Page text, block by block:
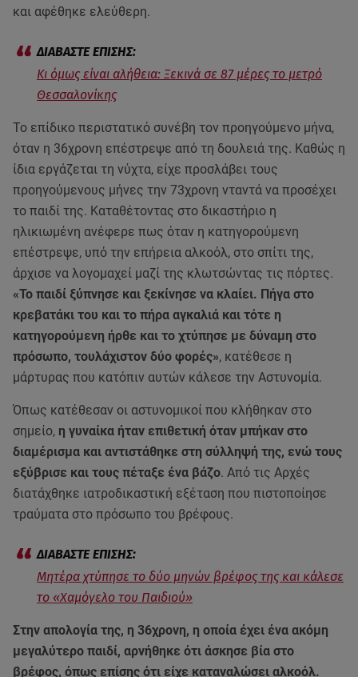
και αφέθηκε ελεύθερη.
Κι όμως είναι αλήθεια: Ξεκινά σε 87 μέρες το μετρό
Θεσσαλονίκης
Το επίδικο περιστατικό συνέβη τον προηγούμενο μήνα,
όταν η 36χρονη επέστρεψε από τη δουλειά της. Καθώς η
ίδια εργάζεται τη νύχτα, είχε προσλάβει τους
προηγούμενους μήνες την 73χρονη νταντά να προσέχει
το παιδί της. Καταθέτοντας στο δικαστήριο η
ηλικιωμένη ανέφερε πως όταν η κατηγορούμενη
επέστρεψε, υπό την επήρεια αλκοόλ, στο σπίτι της,
άρχισε να λογομαχεί μαζί της κλωτσώντας τις πόρτες.
«Το παιδί ξύπνησε και ξεκίνησε να κλαίει. Πήγα στο
κρεβατάκι του και το πήρα αγκαλιά και τότε η
κατηγορούμενη ήρθε και το χτύπησε με δύναμη στο
πρόσωπο, τουλάχιστον δύο φορές», κατέθεσε η
μάρτυρας που κατόπιν αυτών κάλεσε την Αστυνομία.
Όπως κατέθεσαν οι αστυνομικοί που κλήθηκαν στο
σημείο, η γυναίκα ήταν επιθετική όταν μπήκαν στο
διαμέρισμα και αντιστάθηκε στη σύλληψή της, ενώ τους
εξύβρισε και τους πέταξε ένα βάζο. Από τις Αρχές
διατάχθηκε ιατροδικαστική εξέταση που πιστοποίησε
τραύματα στο πρόσωπο του βρέφους.
Μητέρα χτύπησε το δύο μηνών βρέφος της και κάλεσε
το «Χαμόγελο του Παιδιού»
Στην απολογία της, η 36χρονη, η οποία έχει ένα ακόμη
μεγαλύτερο παιδί, αρνήθηκε ότι άσκησε βία στο
βρέφος, όπως επίσης ότι είχε καταναλώσει αλκοόλ.